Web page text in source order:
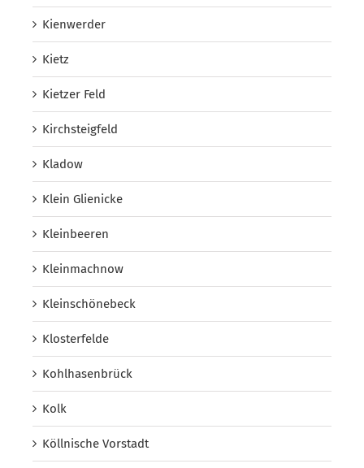
Kienwerder
Kietz
Kietzer Feld
Kirchsteigfeld
Kladow
Klein Glienicke
Kleinbeeren
Kleinmachnow
Kleinschönebeck
Klosterfelde
Kohlhasenbrück
Kolk
Köllnische Vorstadt